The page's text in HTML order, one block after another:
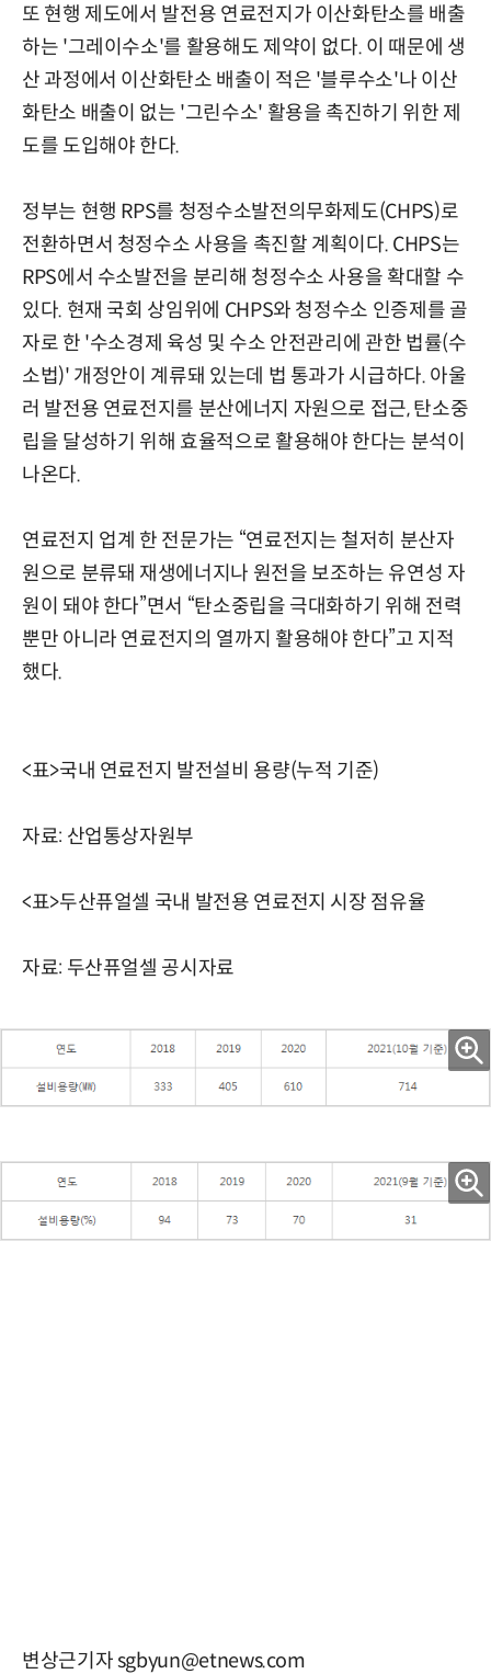
또 현행 제도에서 발전용 연료전지가 이산화탄소를 배출
하는 '그레이수소'를 활용해도 제약이 없다. 이 때문에 생
산 과정에서 이산화탄소 배출이 적은 '블루수소'나 이산
화탄소 배출이 없는 '그린수소' 활용을 촉진하기 위한 제
도를 도입해야 한다.
정부는 현행 RPS를 청정수소발전의무화제도(CHPS)로
전환하면서 청정수소 사용을 촉진할 계획이다. CHPS는
RPS에서 수소발전을 분리해 청정수소 사용을 확대할 수
있다. 현재 국회 상임위에 CHPS와 청정수소 인증제를 골
자로 한 '수소경제 육성 및 수소 안전관리에 관한 법률(수
소법)' 개정안이 계류돼 있는데 법 통과가 시급하다. 아울
러 발전용 연료전지를 분산에너지 자원으로 접근, 탄소중
립을 달성하기 위해 효율적으로 활용해야 한다는 분석이
나온다.
연료전지 업계 한 전문가는 “연료전지는 철저히 분산자
원으로 분류돼 재생에너지나 원전을 보조하는 유연성 자
원이 돼야 한다”면서 “탄소중립을 극대화하기 위해 전력
뿐만 아니라 연료전지의 열까지 활용해야 한다”고 지적
했다.
<표>국내 연료전지 발전설비 용량(누적 기준)
자료: 산업통상자원부
<표>두산퓨얼셀 국내 발전용 연료전지 시장 점유율
자료: 두산퓨얼셀 공시자료
변상근기자 sgbyun@etnews.com